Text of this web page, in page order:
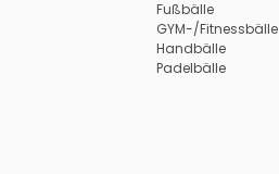
Fußbälle
GYM-/Fitnessbälle
Handbälle
Padelbälle